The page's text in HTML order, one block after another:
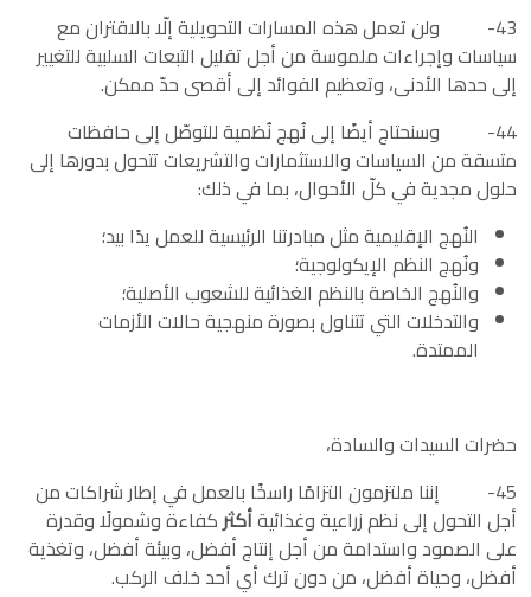
43- ولن تعمل هذه المسارات التحويلية إلّا بالاقتران مع
سياسات وإجراءات ملموسة من أجل تقليل التبعات السلبية للتغيير
إلى حدها الأدنى، وتعظيم الفوائد إلى أقصى حدّ ممكن.
44- وسنحتاج أيضًا إلى نُهج نُظمية للتوصّل إلى حافظات
متسقة من السياسات والاستثمارات والتشريعات تتحول بدورها إلى
حلول مجدية في كلّ الأحوال، بما في ذلك:
النُهج الإقليمية مثل مبادرتنا الرئيسية للعمل يدًا بيد؛
ونُهج النظم الإيكولوجية؛
والنُهج الخاصة بالنظم الغذائية للشعوب الأصلية؛
والتدخلات التي تتناول بصورة منهجية حالات الأزمات
الممتدة.
حضرات السيدات والسادة،
45- إننا ملتزمون التزامًا راسخًا بالعمل في إطار شراكات من
أجل التحول إلى نظم زراعية وغذائيةأكثركفاءة وشمولًا وقدرة
على الصمود واستدامة من أجل إنتاج أفضل، وبيئة أفضل، وتغذية
أفضل، وحياة أفضل، من دون ترك أي أحد خلف الركب.